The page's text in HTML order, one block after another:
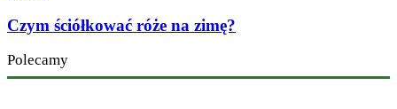
Czym ściółkować róże na zimę?
Polecamy